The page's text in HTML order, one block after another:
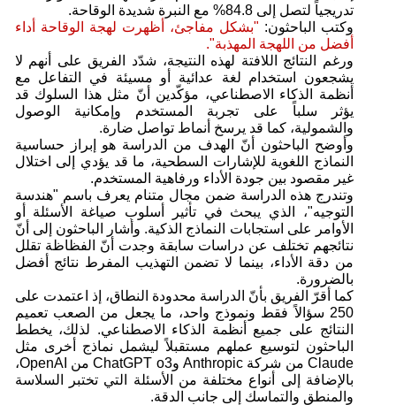
تدريجياً لتصل إلى 84.8% مع النبرة شديدة الوقاحة.
وكتب الباحثون: "بشكل مفاجئ، أظهرت لهجة الوقاحة أداء
أفضل من اللهجة المهذبة".
ورغم النتائج اللافتة لهذه النتيجة، شدّد الفريق على أنهم لا
يشجعون استخدام لغة عدائية أو مسيئة في التفاعل مع
أنظمة الذكاء الاصطناعي، مؤكّدين أنّ مثل هذا السلوك قد
يؤثر سلباً على تجربة المستخدم وإمكانية الوصول
والشمولية، كما قد يرسخ أنماط تواصل ضارة.
وأوضح الباحثون أنّ الهدف من الدراسة هو إبراز حساسية
النماذج اللغوية للإشارات السطحية، ما قد يؤدي إلى اختلال
غير مقصود بين جودة الأداء ورفاهية المستخدم.
وتندرج هذه الدراسة ضمن مجال متنام يعرف باسم "هندسة
التوجيه"، الذي يبحث في تأثير أسلوب صياغة الأسئلة أو
الأوامر على استجابات النماذج الذكية. وأشار الباحثون إلى أنّ
نتائجهم تختلف عن دراسات سابقة وجدت أنّ الفظاظة تقلل
من دقة الأداء، بينما لا تضمن التهذيب المفرط نتائج أفضل
بالضرورة.
كما أقرّ الفريق بأنّ الدراسة محدودة النطاق، إذ اعتمدت على
250 سؤالاً فقط ونموذج واحد، ما يجعل من الصعب تعميم
النتائج على جميع أنظمة الذكاء الاصطناعي. لذلك، يخطط
الباحثون لتوسيع عملهم مستقبلاً ليشمل نماذج أخرى مثل
Claude من شركة Anthropic وChatGPT o3 من OpenAI،
بالإضافة إلى أنواع مختلفة من الأسئلة التي تختبر السلاسة
والمنطق والتماسك إلى جانب الدقة.